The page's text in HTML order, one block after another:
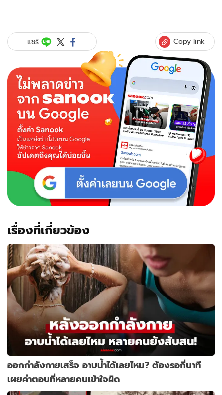
แชร์ Copy link
เรื่องที่เกี่ยวข้อง
ออกกำลังกายเสร็จ อาบน้ำได้เลยไหม? ต้องรอกี่นาที
เผยคำตอบที่หลายคนเข้าใจผิด